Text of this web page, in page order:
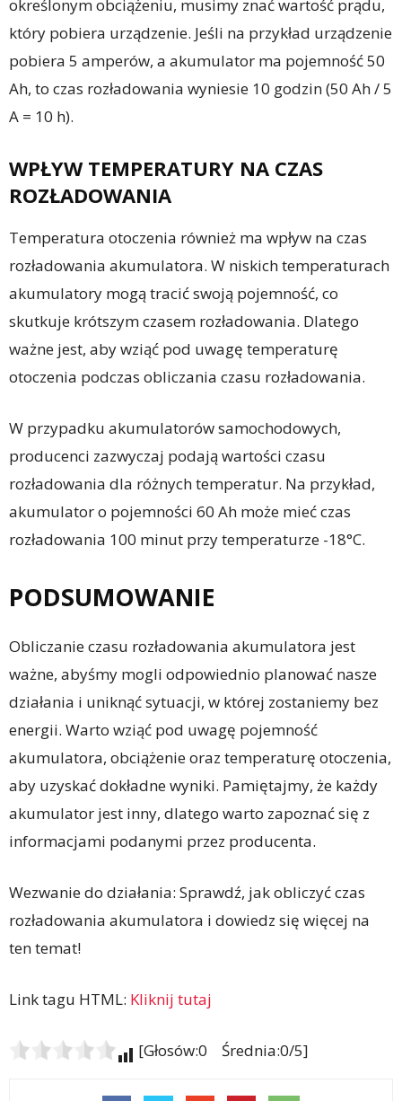
określonym obciążeniu, musimy znać wartość prądu,
który pobiera urządzenie. Jeśli na przykład urządzenie
pobiera 5 amperów, a akumulator ma pojemność 50
Ah, to czas rozładowania wyniesie 10 godzin (50 Ah / 5
A = 10 h).
WPŁYW TEMPERATURY NA CZAS
ROZŁADOWANIA
Temperatura otoczenia również ma wpływ na czas
rozładowania akumulatora. W niskich temperaturach
akumulatory mogą tracić swoją pojemność, co
skutkuje krótszym czasem rozładowania. Dlatego
ważne jest, aby wziąć pod uwagę temperaturę
otoczenia podczas obliczania czasu rozładowania.
W przypadku akumulatorów samochodowych,
producenci zazwyczaj podają wartości czasu
rozładowania dla różnych temperatur. Na przykład,
akumulator o pojemności 60 Ah może mieć czas
rozładowania 100 minut przy temperaturze -18°C.
PODSUMOWANIE
Obliczanie czasu rozładowania akumulatora jest
ważne, abyśmy mogli odpowiednio planować nasze
działania i uniknąć sytuacji, w której zostaniemy bez
energii. Warto wziąć pod uwagę pojemność
akumulatora, obciążenie oraz temperaturę otoczenia,
aby uzyskać dokładne wyniki. Pamiętajmy, że każdy
akumulator jest inny, dlatego warto zapoznać się z
informacjami podanymi przez producenta.
Wezwanie do działania: Sprawdź, jak obliczyć czas
rozładowania akumulatora i dowiedz się więcej na
ten temat!
Link tagu HTML: Kliknij tutaj
[Głosów:0 Średnia:0/5]